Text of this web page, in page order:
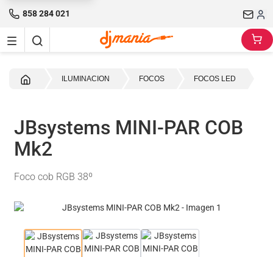
858 284 021
ILUMINACION FOCOS FOCOS LED
JBsystems MINI-PAR COB
Mk2
Foco cob RGB 38º